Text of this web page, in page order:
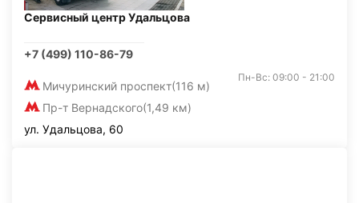
Сервисный центр Удальцова
+7 (499) 110-86-79
Мичуринский проспект(116 м)
Пр-т Вернадского(1,49 км)
Пн-Вс: 09:00 - 21:00
ул. Удальцова, 60